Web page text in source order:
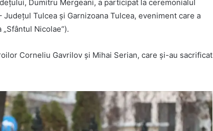
Dumitru Mergeani, a participat la ceremonialul
Tulcea și Garnizoana Tulcea, eveniment care a
Nicolae“).
Corneliu Gavrilov şi Mihai Serian, care și-au sacrificat